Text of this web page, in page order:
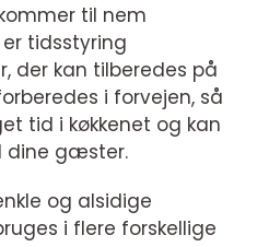
til nem
tidsstyring
der kan tilberedes på
i forvejen, så
tid i køkkenet og kan
dine gæster.
og alsidige
i flere forskellige